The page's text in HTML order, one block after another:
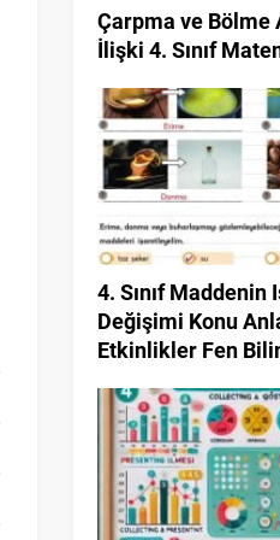
Çarpma ve Bölme
İlişki 4. Sınıf
4. Sınıf Maddenin
Değişimi Konu
Etkinlikler Fen